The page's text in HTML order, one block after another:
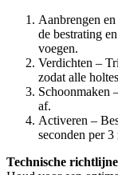
Aanbrengen
de bestrating
voegen.
Verdichten –
zodat alle
Schoonmaken
af.
Activeren –
seconden per
Technische